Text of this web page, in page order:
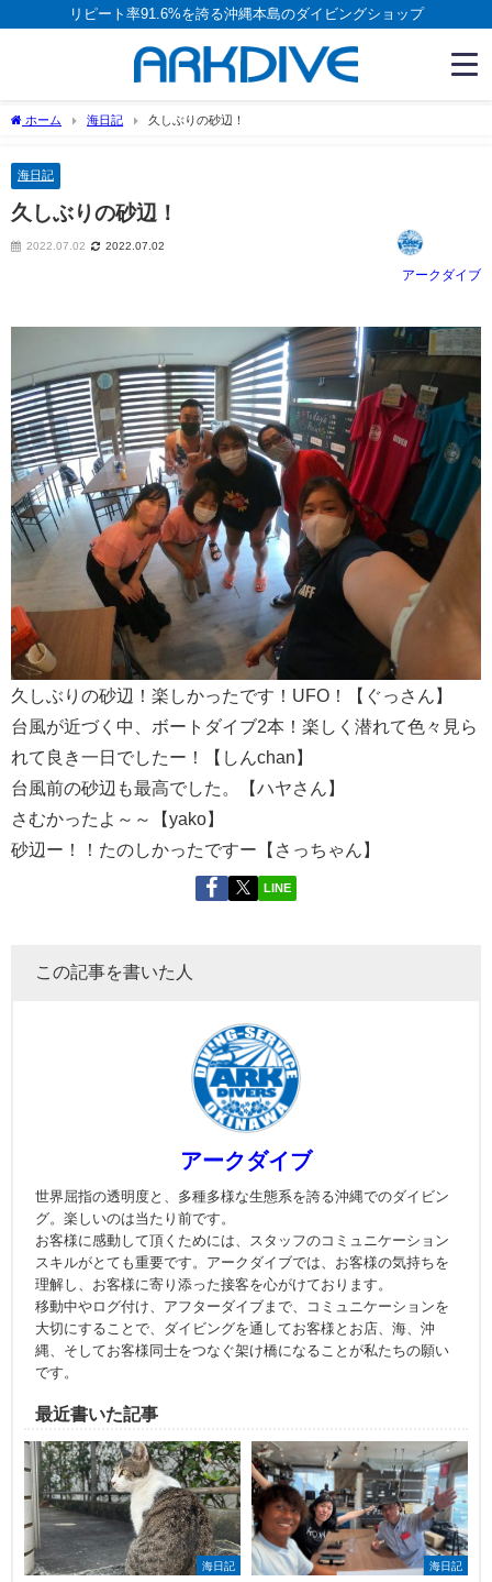
リピート率91.6%を誇る沖縄本島のダイビングショップ
ホーム 海日記 久しぶりの砂辺！
海日記
久しぶりの砂辺！
2022.07.02 2022.07.02
アークダイブ
久しぶりの砂辺！楽しかったです！UFO！【ぐっさん】
台風が近づく中、ボートダイブ2本！楽しく潜れて色々見ら
れて良き一日でしたー！【しんchan】
台風前の砂辺も最高でした。【ハヤさん】
さむかったよ～～【yako】
砂辺ー！！たのしかったですー【さっちゃん】
LINE
この記事を書いた人
アークダイブ
世界屈指の透明度と、多種多様な生態系を誇る沖縄でのダイビン
グ。楽しいのは当たり前です。
お客様に感動して頂くためには、スタッフのコミュニケーション
スキルがとても重要です。アークダイブでは、お客様の気持ちを
理解し、お客様に寄り添った接客を心がけております。
移動中やログ付け、アフターダイブまで、コミュニケーションを
大切にすることで、ダイビングを通してお客様とお店、海、沖
縄、そしてお客様同士をつなぐ架け橋になることが私たちの願い
です。
最近書いた記事
海日記 海日記